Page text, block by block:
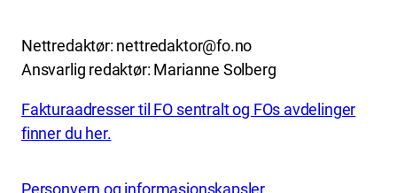
Nettredaktør: nettredaktor@fo.no
Ansvarlig redaktør: Marianne Solberg
Fakturaadresser til FO sentralt og FOs avdelinger
finner du her.
Personvern og informasjonskapsler